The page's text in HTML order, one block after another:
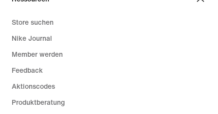
Store suchen
Nike Journal
Member werden
Feedback
Aktionscodes
Produktberatung